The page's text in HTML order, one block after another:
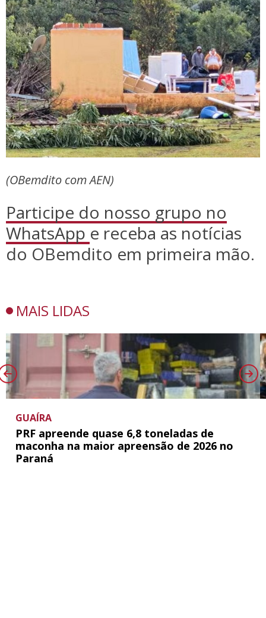
(OBemdito com AEN)
Participe do nosso grupo no
WhatsApp e receba as notícias
do OBemdito em primeira mão.
MAIS LIDAS
GUAÍRA
PRF apreende quase 6,8 toneladas de
maconha na maior apreensão de 2026 no
Paraná